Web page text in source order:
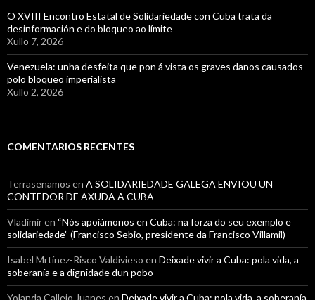
O XVIII Encontro Estatal de Solidariedade con Cuba trata da
desinformación e do bloqueo ao límite
Xullo 7, 2026
Venezuela: unha desfeita que pon á vista os graves danos causados
polo bloqueo imperialista
Xullo 2, 2026
COMENTARIOS RECENTES
Terrasenamos en A SOLIDARIEDADE GALEGA ENVIOU UN
CONTEDOR DE AXUDA A CUBA
Vladimiren “Nós apoiámonos en Cuba: na forza do seu exemplo e
solidariedade” (Francisco Sebio, presidente da Francisco Villamil)
Isabel Mrtínez-Risco Valdivieso en Deixade vivir a Cuba: pola vida, a
soberanía e a dignidade dun pobo